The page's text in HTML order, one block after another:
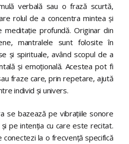
verbală sau o frază scurtă,
rolul de a concentra mintea și
profundă. Originar din
mantralele sunt folosite în
și spirituale, având scopul de a
și emoțională. Acestea pot fi
fraze care, prin repetare, ajută
individ și univers.
se bazează pe vibrațiile sonore
pe intenția cu care este recitat.
conectezi la o frecvență specifică